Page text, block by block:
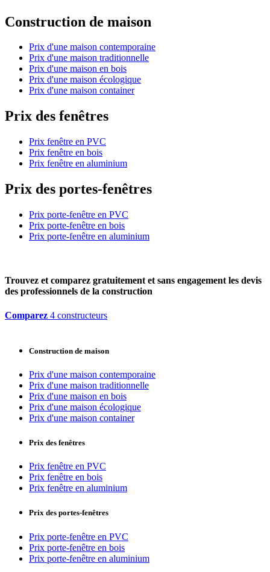
Construction de maison
Prix d'une maison contemporaine
Prix d'une maison traditionnelle
Prix d'une maison en bois
Prix d'une maison écologique
Prix d'une maison container
Prix des fenêtres
Prix fenêtre en PVC
Prix fenêtre en bois
Prix fenêtre en aluminium
Prix des portes-fenêtres
Prix porte-fenêtre en PVC
Prix porte-fenêtre en bois
Prix porte-fenêtre en aluminium
Trouvez et comparez gratuitement et sans engagement les devis
des professionnels de la construction
Comparez 4 constructeurs
Construction de maison
Prix d'une maison contemporaine
Prix d'une maison traditionnelle
Prix d'une maison en bois
Prix d'une maison écologique
Prix d'une maison container
Prix des fenêtres
Prix fenêtre en PVC
Prix fenêtre en bois
Prix fenêtre en aluminium
Prix des portes-fenêtres
Prix porte-fenêtre en PVC
Prix porte-fenêtre en bois
Prix porte-fenêtre en aluminium